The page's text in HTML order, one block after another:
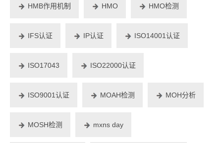
HMB作用机制 HMO HMO检测
IFS认证 IP认证 ISO14001认证
ISO17043 ISO22000认证
ISO9001认证 MOAH检测 MOH分析
MOSH检测 mxns day